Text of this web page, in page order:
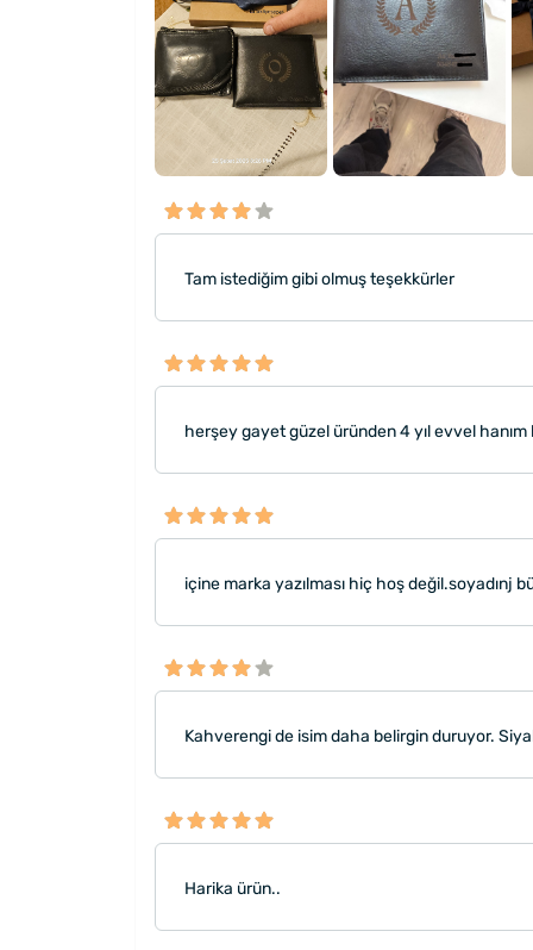
Tam istediğim gibi olmuş teşekkürler
herşey gayet güzel üründen 4 yıl evvel
içine marka yazılması hiç hoş değil.soyadınj
Kahverengi de isim daha belirgin duruyor.
Harika ürün..